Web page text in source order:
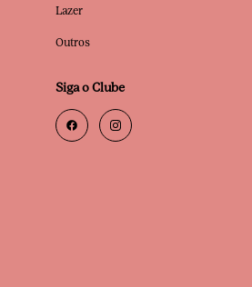
Lazer
Outros
Siga o Clube